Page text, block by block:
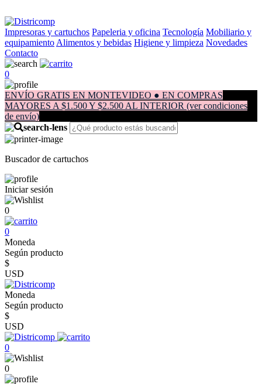
Impresoras y cartuchos Papeleria y oficina Tecnología Mobiliario y
equipamiento Alimentos y bebidas Higiene y limpieza Novedades
Contacto
0
ENVÍO GRATIS EN MONTEVIDEO ● EN COMPRAS
MAYORES A $1.500 Y $2.500 AL INTERIOR (ver condiciones
de envío)
Buscador de cartuchos
Iniciar sesión
0
0
Moneda
Según producto
$
USD
Moneda
Según producto
$
USD
0
0